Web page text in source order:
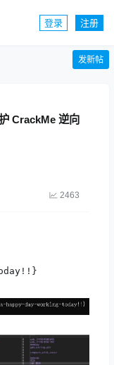
登录 注册
发新帖
CrackMe 逆向
2463